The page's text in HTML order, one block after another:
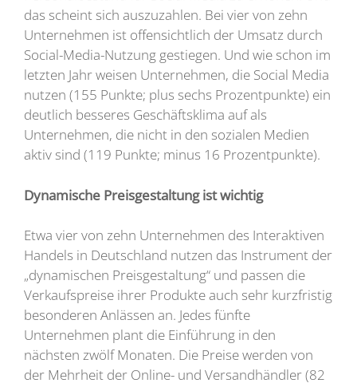
das scheint sich auszuzahlen. Bei vier von zehn
Unternehmen ist offensichtlich der Umsatz durch
Social-Media-Nutzung gestiegen. Und wie schon im
letzten Jahr weisen Unternehmen, die Social Media
nutzen (155 Punkte; plus sechs Prozentpunkte) ein
deutlich besseres Geschäftsklima auf als
Unternehmen, die nicht in den sozialen Medien
aktiv sind (119 Punkte; minus 16 Prozentpunkte).
Dynamische Preisgestaltung ist wichtig
Etwa vier von zehn Unternehmen des Interaktiven
Handels in Deutschland nutzen das Instrument der
„dynamischen Preisgestaltung“ und passen die
Verkaufspreise ihrer Produkte auch sehr kurzfristig
besonderen Anlässen an. Jedes fünfte
Unternehmen plant die Einführung in den
nächsten zwölf Monaten. Die Preise werden von
der Mehrheit der Online- und Versandhändler (82